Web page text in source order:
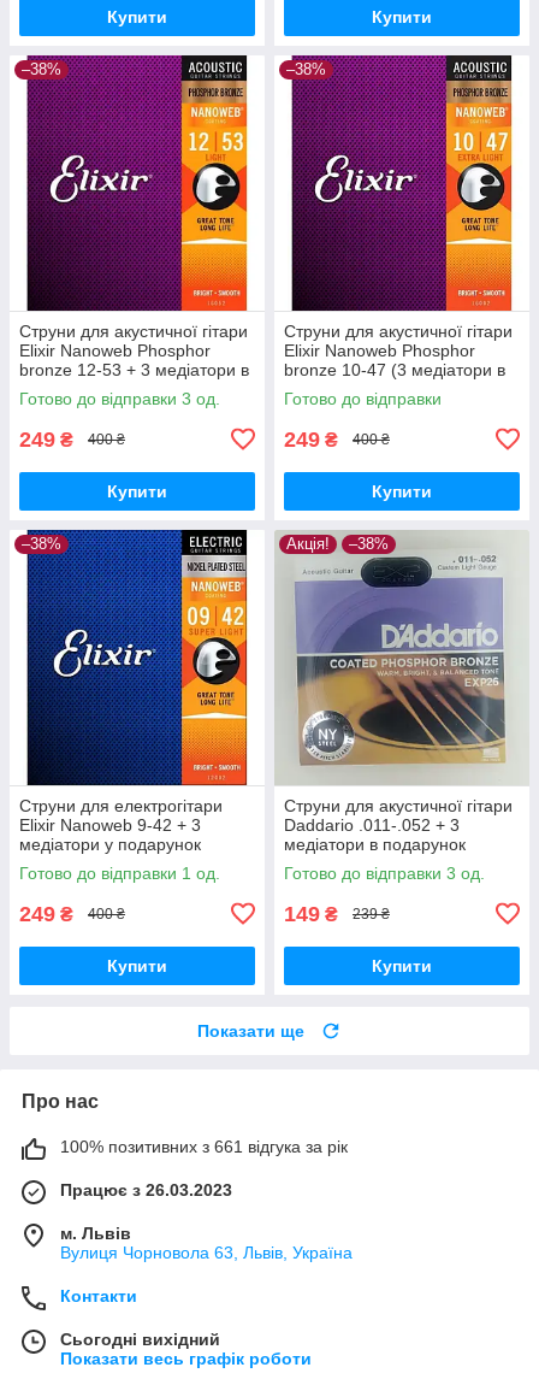
Купити Купити
–38%
Струни для акустичної гітари
Elixir Nanoweb Phosphor
bronze 12-53 + 3 медіатори в
подарунок
Готово до відправки 3 од.
249 ₴ 400 ₴
Купити
–38%
Струни для акустичної гітари
Elixir Nanoweb Phosphor
bronze 10-47 (3 медіатори в
подарунок)
Готово до відправки
249 ₴ 400 ₴
Купити
–38%
Струни для електрогітари
Elixir Nanoweb 9-42 + 3
медіатори у подарунок
Готово до відправки 1 од.
249 ₴ 400 ₴
Купити
Акція! –38%
Струни для акустичної гітари
Daddario .011-.052 + 3
медіатори в подарунок
Готово до відправки 3 од.
149 ₴ 239 ₴
Купити
Показати ще
Про нас
100% позитивних з 661 відгука за рік
Працює з 26.03.2023
м. Львів
Вулиця Чорновола 63, Львів, Україна
Контакти
Сьогодні вихідний
Показати весь графік роботи